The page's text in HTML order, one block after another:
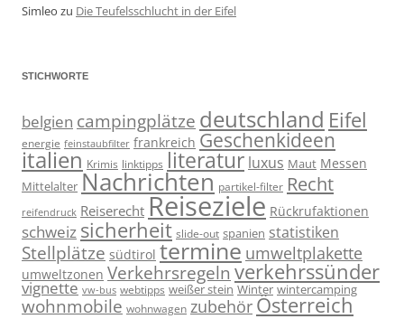
Simleo zu Die Teufelsschlucht in der Eifel
STICHWORTE
belgien campingplätze deutschland Eifel
energie feinstaubfilter frankreich Geschenkideen
italien Krimis linktipps literatur luxus Maut Messen
Mittelalter Nachrichten partikel-filter Recht
reifendruck Reiserecht Reiseziele Rückrufaktionen
schweiz sicherheit slide-out spanien statistiken
Stellplätze südtirol termine umweltplakette
umweltzonen Verkehrsregeln verkehrssünder
vignette vw-bus webtipps weißer stein Winter wintercamping
wohnmobile wohnwagen zubehör Österreich